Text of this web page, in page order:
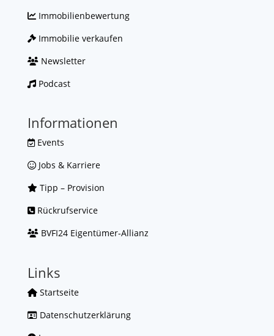
Immobilienbewertung
Immobilie verkaufen
Newsletter
Podcast
Informationen
Events
Jobs & Karriere
Tipp – Provision
Rückrufservice
BVFI24 Eigentümer-Allianz
Links
Startseite
Datenschutzerklärung